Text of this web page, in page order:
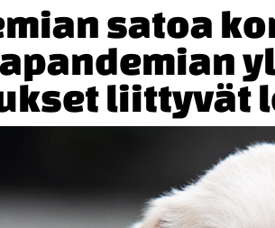
satoa
liittyvät